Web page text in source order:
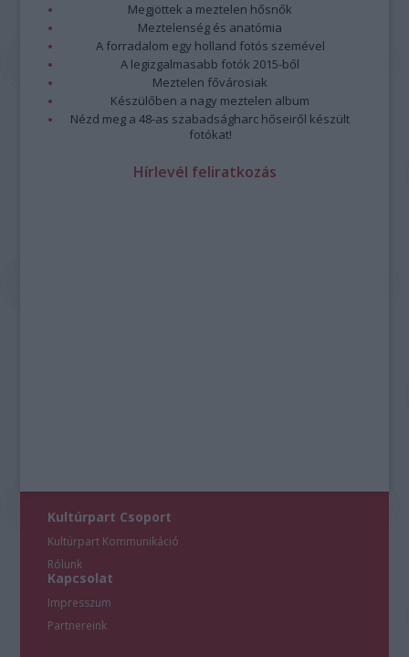
Megjöttek a meztelen hősnők
Meztelenség és anatómia
A forradalom egy holland fotós szemével
A legizgalmasabb fotók 2015-ből
Meztelen fővárosiak
Készülőben a nagy meztelen album
Nézd meg a 48-as szabadságharc hőseiről készült
fotókat!
Hírlevél feliratkozás
Kultúrpart Csoport
Kultúrpart Kommunikáció
Rólunk
Kapcsolat
Impresszum
Partnereink